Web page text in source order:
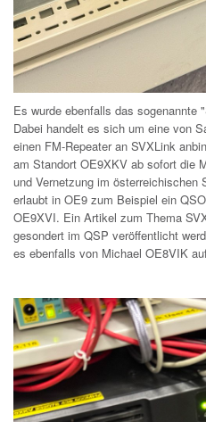
Es wurde ebenfalls das sogenannte
Dabei handelt es sich um eine von
einen FM-Repeater an SVXLink
am Standort OE9XKV ab sofort die
und Vernetzung im österreichischen
erlaubt in OE9 zum Beispiel ein
OE9XVI. Ein Artikel zum Thema
gesondert im QSP veröffentlicht
es ebenfalls von Michael OE8VIK